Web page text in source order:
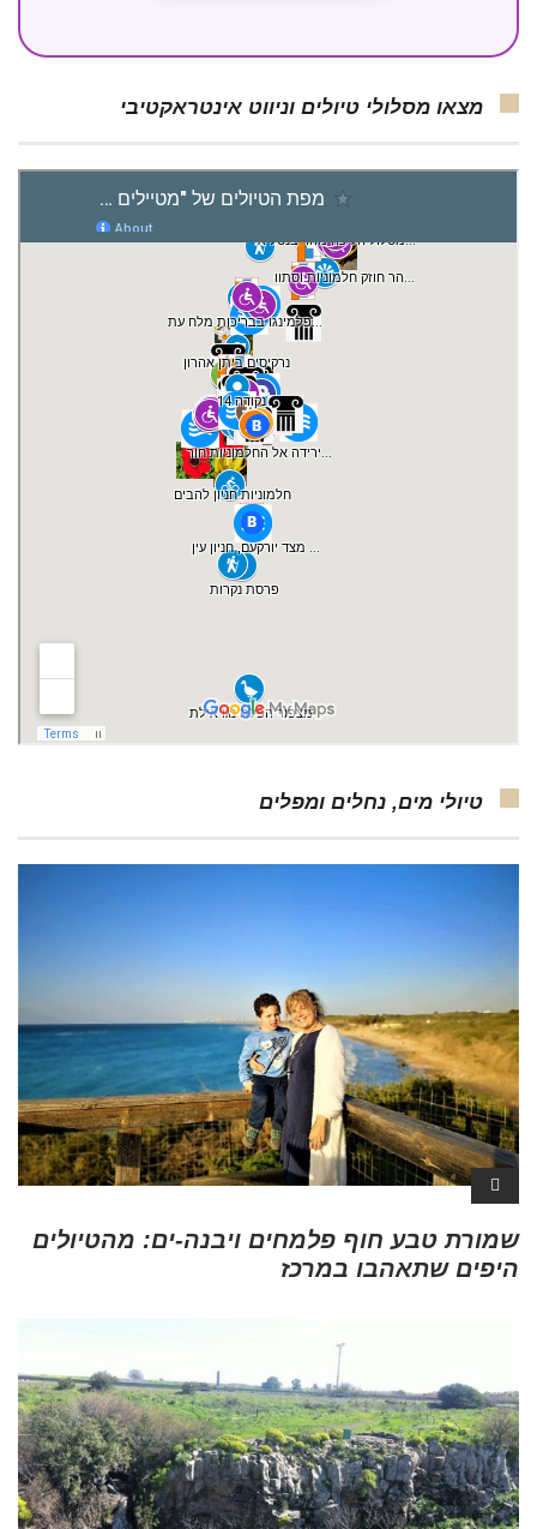
מצאו מסלולי טיולים וניווט אינטראקטיבי
טיולי מים, נחלים ומפלים
שמורת טבע חוף פלמחים ויבנה-ים: מהטיולים
היפים שתאהבו במרכז